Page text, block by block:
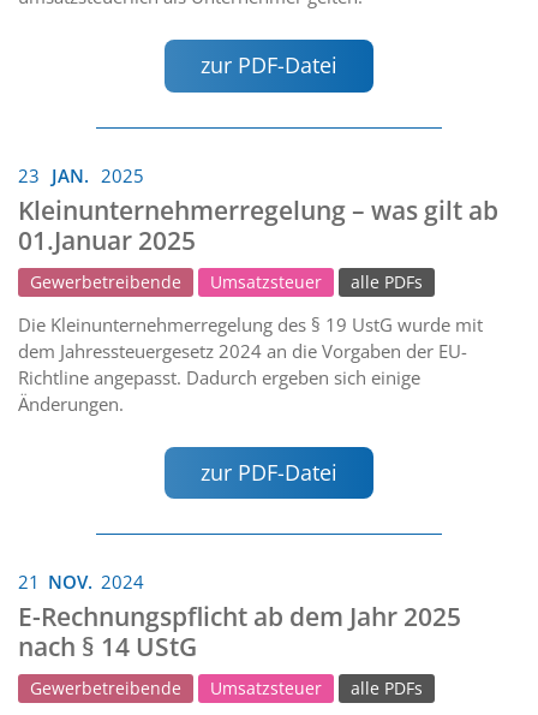
zur PDF-Datei
23 JAN. 2025
Kleinunternehmerregelung – was gilt ab
01.Januar 2025
Gewerbetreibende Umsatzsteuer alle PDFs
Die Kleinunternehmerregelung des § 19 UstG wurde mit
dem Jahressteuergesetz 2024 an die Vorgaben der EU-
Richtline angepasst. Dadurch ergeben sich einige
Änderungen.
zur PDF-Datei
21 NOV. 2024
E-Rechnungspflicht ab dem Jahr 2025
nach § 14 UStG
Gewerbetreibende Umsatzsteuer alle PDFs